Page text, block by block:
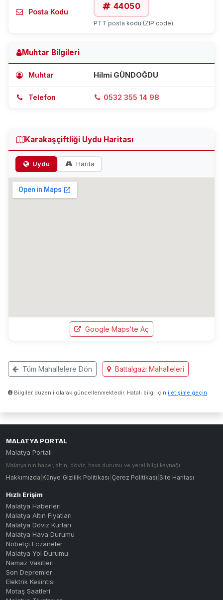
Posta Kodu
44050
PTT posta kodu (ZIP code)
Muhtar Bilgileri
Muhtar Hilmi GÜNDOĞDU
Telefon 0532 355 14 98
Karakaşçiftliği Uydu Haritası
Uydu Harita
Google Maps'te Aç
Tüm Mahallelere Dön Battalgazi Mahalleleri
Bilgiler düzenli olarak güncellenmektedir. Hatalı bilgi için iletişime geçin
MALATYA PORTAL
Malatya Portalı
Malatya'nın haber, altın, döviz, hava durumu ve yerel bilgi kaynağı.
Hakkımızda Künye Gizlilik Politikası Çerez Politikası Site Haritası
Hızlı Erişim
Malatya Haberleri
Malatya Altın Fiyatları
Malatya Döviz Kurları
Malatya Hava Durumu
Nöbetçi Eczaneler
Malatya Yol Durumu
Namaz Vakitleri
Son Depremler
Elektrik Kesintisi
Motaş Saatleri